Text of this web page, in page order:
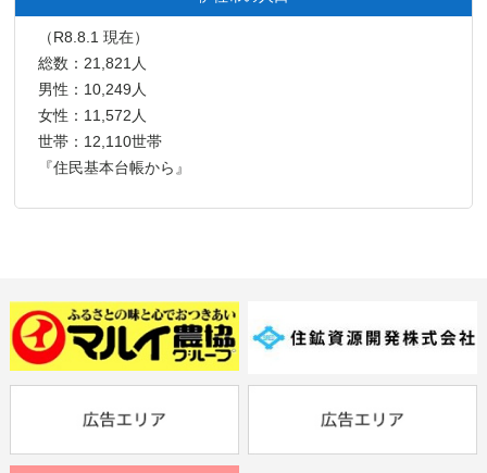
（R8.8.1 現在）
総数：21,821人
男性：10,249人
女性：11,572人
世帯：12,110世帯
『住民基本台帳から』